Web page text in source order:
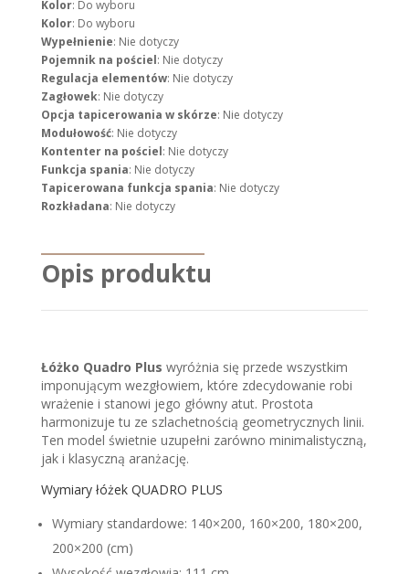
Kolor: Do wyboru
Kolor: Do wyboru
Wypełnienie: Nie dotyczy
Pojemnik na pościel: Nie dotyczy
Regulacja elementów: Nie dotyczy
Zagłowek: Nie dotyczy
Opcja tapicerowania w skórze: Nie dotyczy
Modułowość: Nie dotyczy
Kontenter na pościel: Nie dotyczy
Funkcja spania: Nie dotyczy
Tapicerowana funkcja spania: Nie dotyczy
Rozkładana: Nie dotyczy
Opis produktu
Łóżko Quadro Plus wyróżnia się przede wszystkim
imponującym wezgłowiem, które zdecydowanie robi
wrażenie i stanowi jego główny atut. Prostota
harmonizuje tu ze szlachetnością geometrycznych linii.
Ten model świetnie uzupełni zarówno minimalistyczną,
jak i klasyczną aranżację.
Wymiary łóżek QUADRO PLUS
Wymiary standardowe: 140×200, 160×200, 180×200,
200×200 (cm)